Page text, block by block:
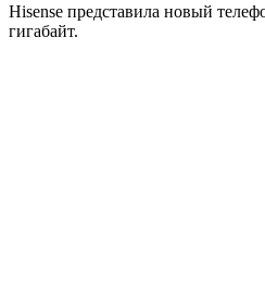
Hisense представила новый
гигабайт.